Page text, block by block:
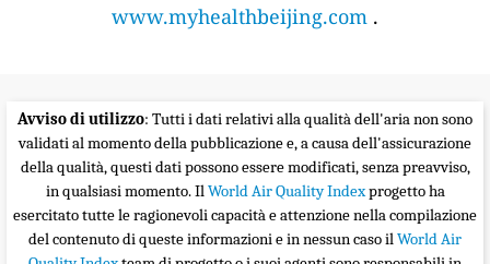
www.myhealthbeijing.com .
Avviso di utilizzo: Tutti i dati relativi alla qualità dell'aria non sono
validati al momento della pubblicazione e, a causa dell'assicurazione
della qualità, questi dati possono essere modificati, senza preavviso,
in qualsiasi momento. IlWorld Air Quality Indexprogetto ha
esercitato tutte le ragionevoli capacità e attenzione nella compilazione
del contenuto di queste informazioni e in nessun caso ilWorld Air